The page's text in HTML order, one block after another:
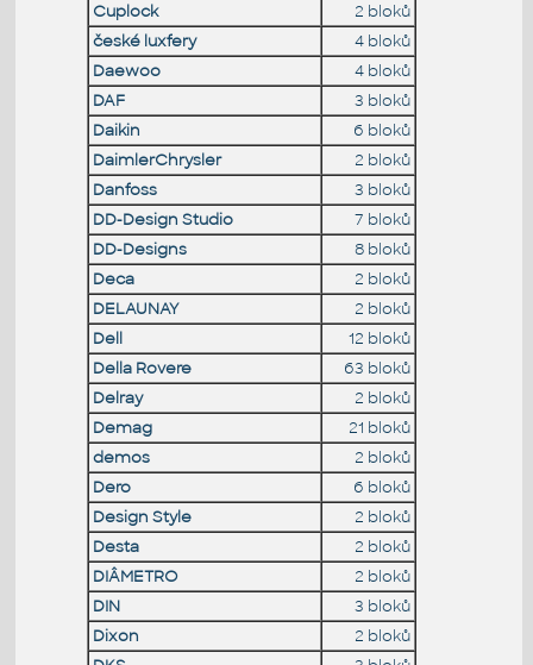
Cuplock
2 bloků
české luxfery
4 bloků
Daewoo
4 bloků
DAF
3 bloků
Daikin
6 bloků
DaimlerChrysler
2 bloků
Danfoss
3 bloků
DD-Design Studio
7 bloků
DD-Designs
8 bloků
Deca
2 bloků
DELAUNAY
2 bloků
Dell
12 bloků
Della Rovere
63 bloků
Delray
2 bloků
Demag
21 bloků
demos
2 bloků
Dero
6 bloků
Design Style
2 bloků
Desta
2 bloků
DIÂMETRO
2 bloků
DIN
3 bloků
Dixon
2 bloků